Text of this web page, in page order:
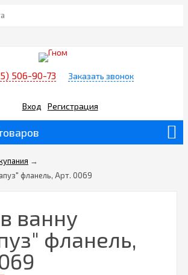
506-90-73 Заказать звонок
Вход Регистрация
→
фланель, Арт. 0069
ванну
фланель,